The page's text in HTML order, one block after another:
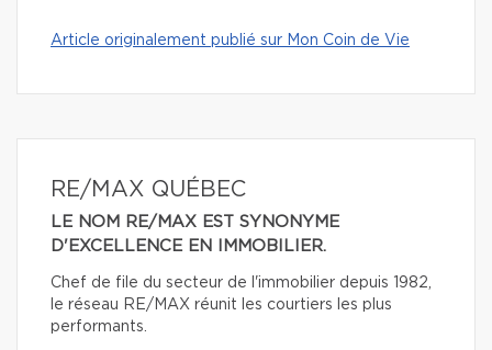
Article originalement publié sur Mon Coin de Vie
RE/MAX QUÉBEC
LE NOM RE/MAX EST SYNONYME
D'EXCELLENCE EN IMMOBILIER.
Chef de file du secteur de l'immobilier depuis 1982,
le réseau RE/MAX réunit les courtiers les plus
performants.